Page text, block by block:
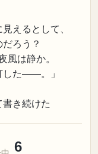
えるとして、
ろう？
風は静か。
した――。」
き続けた
6